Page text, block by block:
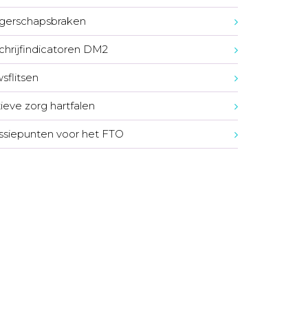
DM2
zorg hartfalen
voor het FTO